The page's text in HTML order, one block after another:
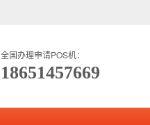
全国办理申请POS机：
18651457669